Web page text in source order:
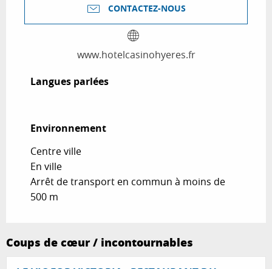
CONTACTEZ-NOUS
www.hotelcasinohyeres.fr
Langues parlées
Langues parlées
Environnement
Environnement
Centre ville
En ville
Arrêt de transport en commun à moins de
500 m
Coups de cœur / incontournables